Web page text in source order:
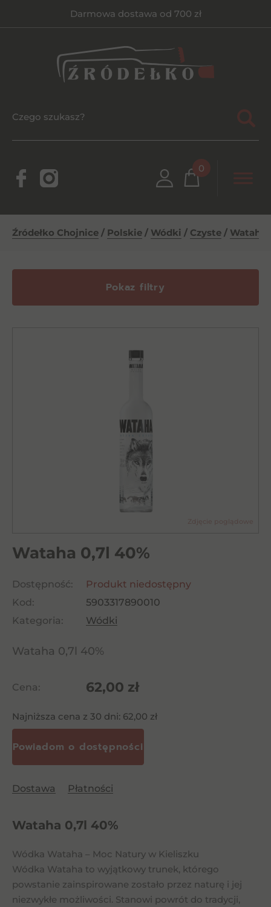
Darmowa dostawa od 700 zł
0
Źródełko Chojnice / Polskie / Wódki / Czyste / Wataha
Pokaz filtry
Wataha 0,7l 40%
Dostępność:
Produkt niedostępny
Kod:
5903317890010
Kategoria:
Wódki
Wataha 0,7l 40%
Cena: 62,00 zł
Najniższa cena z 30 dni: 62,00 zł
Dostawa Płatności
Wataha 0,7l 40%
Wódka Wataha – Moc Natury w Kieliszku
Wódka Wataha to wyjątkowy trunek, którego
powstanie zainspirowane zostało przez naturę i jej
niezwykłe możliwości. Stanowi powrót do tradycji,